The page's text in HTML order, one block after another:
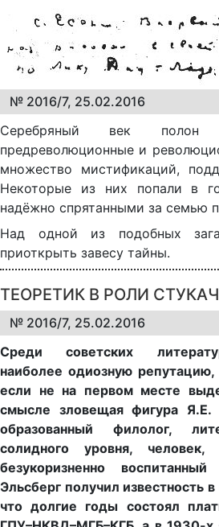
№ 2016/7, 25.02.2016
Серебряный век полон
предреволюционные и
множество мистификаций,
Некоторые из них попали в
надёжно спрятанными за семью
Над одной из подобных
приоткрыть завесу тайны.
ТЕОРЕТИК В РОЛИ
№ 2016/7, 25.02.2016
Среди советских
наиболее одиозную
если не на первом месте
смысле зловещая фигура Я.Е.
образованный филолог,
солидного уровня,
безукоризненно
Эльсберг получил известность
что долгие годы состоял